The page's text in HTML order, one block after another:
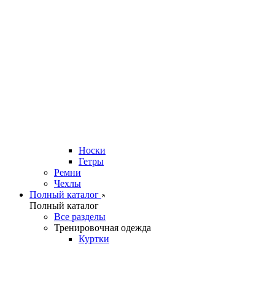
Носки
Гетры
Ремни
Чехлы
Полный каталог
Полный каталог
Все разделы
Тренировочная одежда
Куртки